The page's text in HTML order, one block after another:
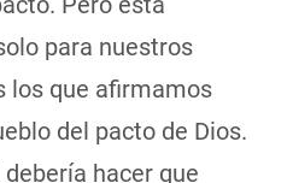
para nuestros
los que afirmamos
del pacto de Dios.
hacer que